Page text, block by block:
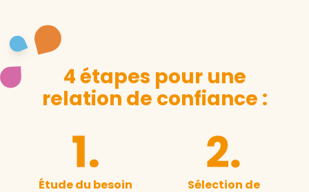
4 étapes pour une
relation de confiance :
Étude du besoin
Sélection de